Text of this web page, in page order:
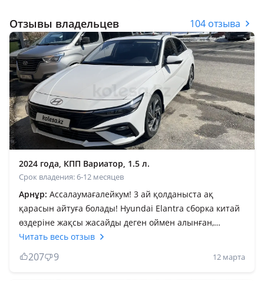
Отзывы владельцев 104 отзыва
2024 года, КПП Вариатор, 1.5 л.
Срок владения: 6-12 месяцев
Арнұр: Ассалаумағалейкум! 3 ай қолданыста ақ
қарасын айтуға болады! Hyundai Elantra сборка китай
өздеріне жақсы жасайды деген оймен алынған,
расыменде машина жақсы 17 лик диск болса да
жұмсақ, арты балка билинеды кейде! Клиренс томен
қыста жол тазаланбай қалса қиындау, боковой
Читать весь отзыв
207 9 12 марта